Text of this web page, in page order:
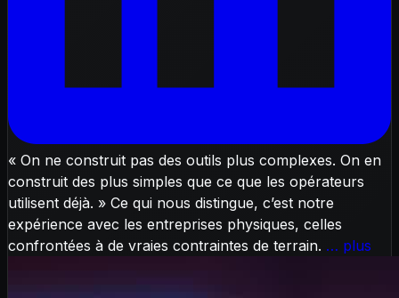
« On ne construit pas des outils plus complexes. On en
construit des plus simples que ce que les opérateurs
utilisent déjà. » Ce qui nous distingue, c’est notre
expérience avec les entreprises physiques, celles
confrontées à de vraies contraintes de terrain. … plus